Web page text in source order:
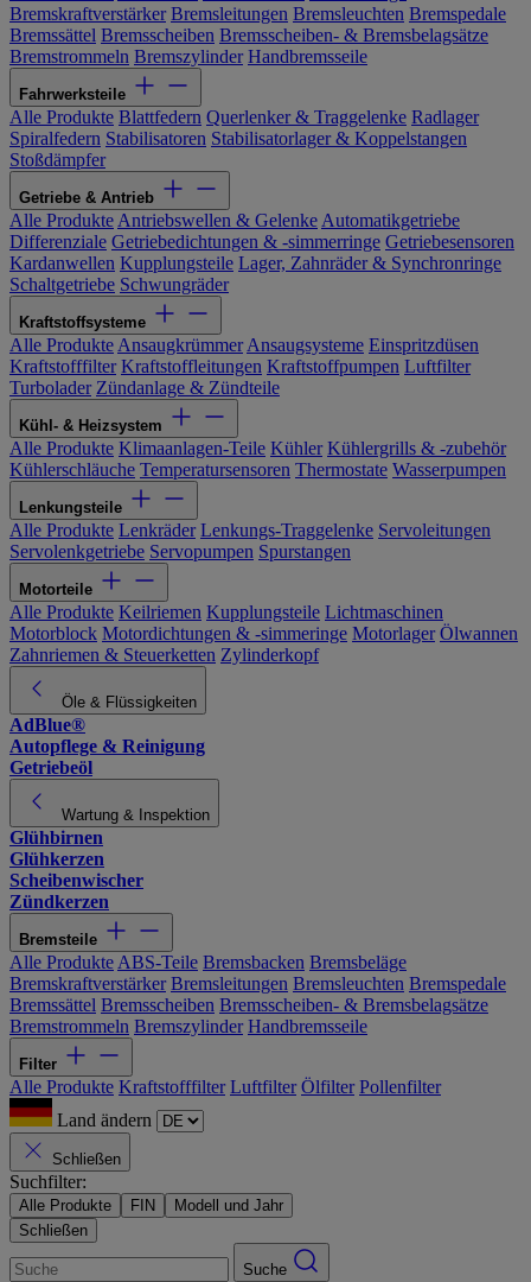
Bremskraftverstärker Bremsleitungen Bremsleuchten Bremspedale
Bremssättel Bremsscheiben Bremsscheiben- & Bremsbelagsätze
Bremstrommeln Bremszylinder Handbremsseile
Fahrwerksteile
Alle Produkte Blattfedern Querlenker & Traggelenke Radlager
Spiralfedern Stabilisatoren Stabilisatorlager & Koppelstangen
Stoßdämpfer
Getriebe & Antrieb
Alle Produkte Antriebswellen & Gelenke Automatikgetriebe
Differenziale Getriebedichtungen & -simmerringe Getriebesensoren
Kardanwellen Kupplungsteile Lager, Zahnräder & Synchronringe
Schaltgetriebe Schwungräder
Kraftstoffsysteme
Alle Produkte Ansaugkrümmer Ansaugsysteme Einspritzdüsen
Kraftstofffilter Kraftstoffleitungen Kraftstoffpumpen Luftfilter
Turbolader Zündanlage & Zündteile
Kühl- & Heizsystem
Alle Produkte Klimaanlagen-Teile Kühler Kühlergrills & -zubehör
Kühlerschläuche Temperatursensoren Thermostate Wasserpumpen
Lenkungsteile
Alle Produkte Lenkräder Lenkungs-Traggelenke Servoleitungen
Servolenkgetriebe Servopumpen Spurstangen
Motorteile
Alle Produkte Keilriemen Kupplungsteile Lichtmaschinen
Motorblock Motordichtungen & -simmeringe Motorlager Ölwannen
Zahnriemen & Steuerketten Zylinderkopf
Öle & Flüssigkeiten
AdBlue®
Autopflege & Reinigung
Getriebeöl
Wartung & Inspektion
Glühbirnen
Glühkerzen
Scheibenwischer
Zündkerzen
Bremsteile
Alle Produkte ABS-Teile Bremsbacken Bremsbeläge
Bremskraftverstärker Bremsleitungen Bremsleuchten Bremspedale
Bremssättel Bremsscheiben Bremsscheiben- & Bremsbelagsätze
Bremstrommeln Bremszylinder Handbremsseile
Filter
Alle Produkte Kraftstofffilter Luftfilter Ölfilter Pollenfilter
Land ändern
Schließen
Suchfilter:
Alle Produkte FIN
Modell und Jahr
Schließen
Suche